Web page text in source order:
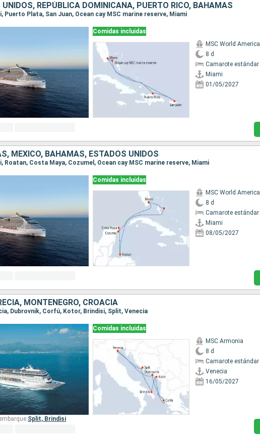
REPÚBLICA DOMINICANA, PUERTO RICO, BAHAMAS
Puerto Plata, San Juan, Ocean cay MSC marine reserve, Miami
Comidas incluidas
MSC World America
8 d
Camarote estándar
Miami
01/05/2027
MÉXICO, BAHAMAS, ESTADOS UNIDOS
Roatan, Costa Maya, Cozumel, Ocean cay MSC marine reserve, Miami
Comidas incluidas
MSC World America
8 d
Camarote estándar
Miami
08/05/2027
MONTENEGRO, CROACIA
Dubrovnik, Corfú, Kotor, Brindisi, Split, Venecia
Comidas incluidas
MSC Armonia
8 d
Camarote estándar
Venecia
16/05/2027
Split, Brindisi